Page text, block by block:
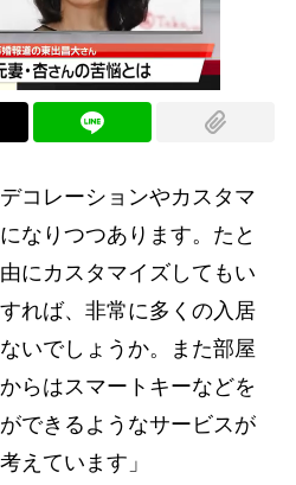
コレーションやカスタマ
なりつつあります。たと
にカスタマイズしてもい
れば、非常に多くの入居
いでしょうか。また部屋
らはスマートキーなどを
できるようなサービスが
えています」